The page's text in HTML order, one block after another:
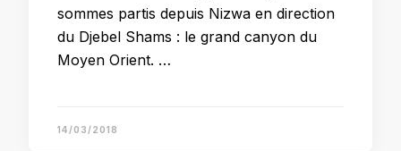
sommes partis depuis Nizwa en direction
du Djebel Shams : le grand canyon du
Moyen Orient. …
14/03/2018